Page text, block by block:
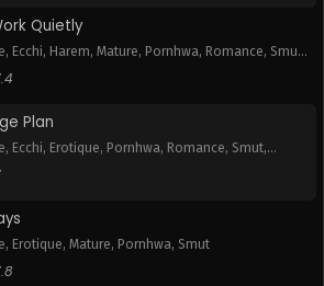
June 13, 2025
Chapitre 51
Quietly
, Ecchi, Harem, Mature, Pornhwa, Romance, Smut,
Plan
, Ecchi, Erotique, Pornhwa, Romance, Smut,
, Erotique, Mature, Pornhwa, Smut